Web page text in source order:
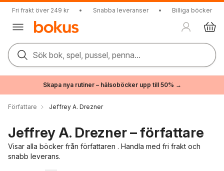
Fri frakt över 249 kr • Snabba leveranser • Billiga böcker
Sök bok, spel, pussel, penna...
Skapa nya rutiner – hälsoböcker upp till 50% →
Författare Jeffrey A. Drezner
Jeffrey A. Drezner – författare
Visar alla böcker från författaren . Handla med fri frakt och
snabb leverans.